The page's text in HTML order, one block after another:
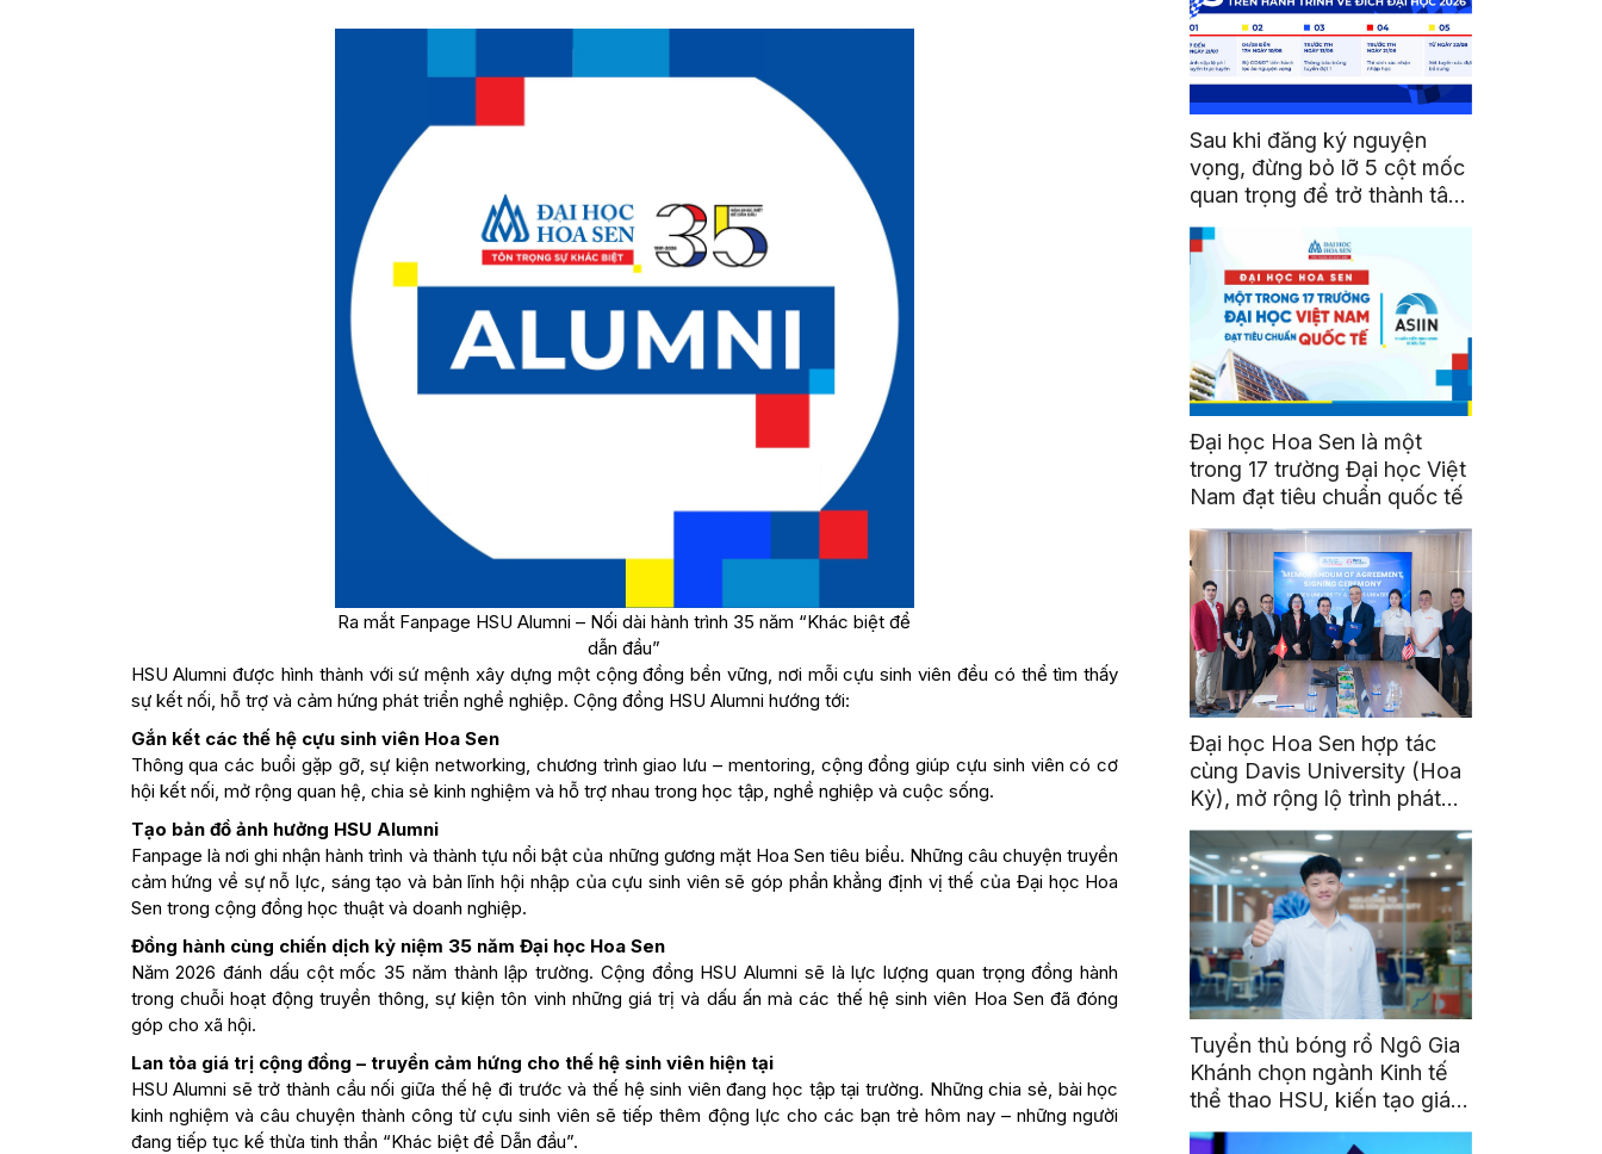
Ra mắt Fanpage HSU Alumni – Nối dài hành trình 35 năm “Khác biệt để
dẫn đầu”
HSU Alumni được hình thành với sứ mệnh xây dựng một cộng đồng bền vững, nơi mỗi cựu sinh viên đều có thể tìm thấy
sự kết nối, hỗ trợ và cảm hứng phát triển nghề nghiệp. Cộng đồng HSU Alumni hướng tới:
Gắn kết các thế hệ cựu sinh viên Hoa Sen
Thông qua các buổi gặp gỡ, sự kiện networking, chương trình giao lưu – mentoring, cộng đồng giúp cựu sinh viên có cơ
hội kết nối, mở rộng quan hệ, chia sẻ kinh nghiệm và hỗ trợ nhau trong học tập, nghề nghiệp và cuộc sống.
Tạo bản đồ ảnh hưởng HSU Alumni
Fanpage là nơi ghi nhận hành trình và thành tựu nổi bật của những gương mặt Hoa Sen tiêu biểu. Những câu chuyện truyền
cảm hứng về sự nỗ lực, sáng tạo và bản lĩnh hội nhập của cựu sinh viên sẽ góp phần khẳng định vị thế của Đại học Hoa
Sen trong cộng đồng học thuật và doanh nghiệp.
Đồng hành cùng chiến dịch kỷ niệm 35 năm Đại học Hoa Sen
Năm 2026 đánh dấu cột mốc 35 năm thành lập trường. Cộng đồng HSU Alumni sẽ là lực lượng quan trọng đồng hành
trong chuỗi hoạt động truyền thông, sự kiện tôn vinh những giá trị và dấu ấn mà các thế hệ sinh viên Hoa Sen đã đóng
góp cho xã hội.
Lan tỏa giá trị cộng đồng – truyền cảm hứng cho thế hệ sinh viên hiện tại
HSU Alumni sẽ trở thành cầu nối giữa thế hệ đi trước và thế hệ sinh viên đang học tập tại trường. Những chia sẻ, bài học
kinh nghiệm và câu chuyện thành công từ cựu sinh viên sẽ tiếp thêm động lực cho các bạn trẻ hôm nay – những người
đang tiếp tục kế thừa tinh thần “Khác biệt để Dẫn đầu”.
Sau khi đăng ký nguyện
vọng, đừng bỏ lỡ 5 cột mốc
quan trọng để trở thành tân
sinh viên HSU
Đại học Hoa Sen là một
trong 17 trường Đại học Việt
Nam đạt tiêu chuẩn quốc tế
Đại học Hoa Sen hợp tác
cùng Davis University (Hoa
Kỳ), mở rộng lộ trình phát
triển toàn cầu cho sinh viên
Tuyển thủ bóng rổ Ngô Gia
Khánh chọn ngành Kinh tế
thể thao HSU, kiến tạo giá
trị từ đam mê thể thao